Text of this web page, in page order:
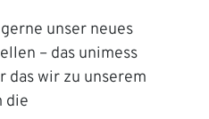
unser neues
– das unimess
das wir zu unserem
die